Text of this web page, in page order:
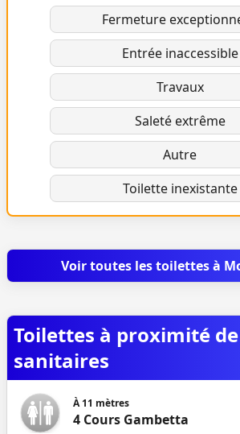
Fermeture
Entrée inaccessible
Travaux
Saleté extrême
Autre
Toilette inexistante
Voir toutes les toilettes à
Toilettes à proximité de
sanitaires
À11 mètres
4 Cours Gambetta